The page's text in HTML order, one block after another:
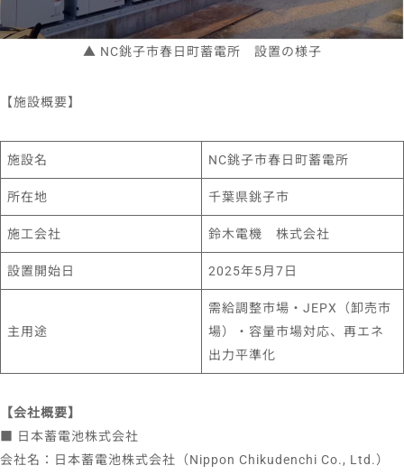
▲ NC銚子市春日町蓄電所 設置の様子
【施設概要】
施設名 NC銚子市春日町蓄電所
所在地 千葉県銚子市
施工会社 鈴木電機 株式会社
設置開始日 2025年5月7日
主用途
需給調整市場・JEPX（卸売市
場）・容量市場対応、再エネ
出力平準化
【会社概要】
■ 日本蓄電池株式会社
会社名：日本蓄電池株式会社（Nippon Chikudenchi Co., Ltd.）